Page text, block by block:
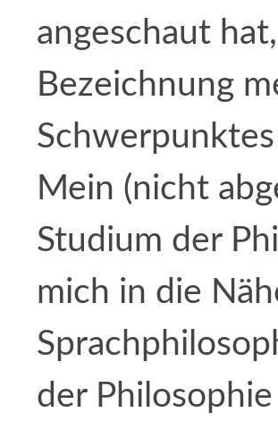
angeschaut
Bezeichnung
Mein (nicht
Studium der
mich in die
der